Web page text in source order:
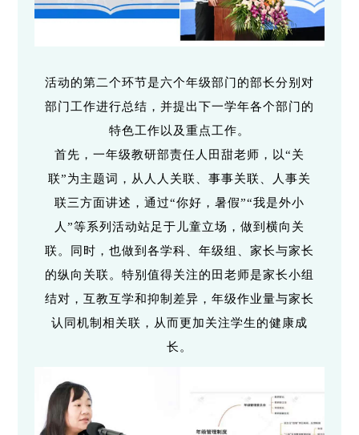
活动的第二个环节是六个年级部门的部长分别对
部门工作进行总结，并提出下一学年各个部门的
特色工作以及重点工作。
首先，一年级教研部责任人田甜老师，以“关
联”为主题词，从人人关联、事事关联、人事关
联三方面讲述，通过“你好，暑假”“我是外小
人”等系列活动站足于儿童立场，做到横向关
联。同时，也做到各学科、年级组、家长与家长
的纵向关联。特别值得关注的田老师是家长小组
结对，互教互学和抑制差异，年级作业量与家长
认同机制相关联，从而更加关注学生的健康成
长。